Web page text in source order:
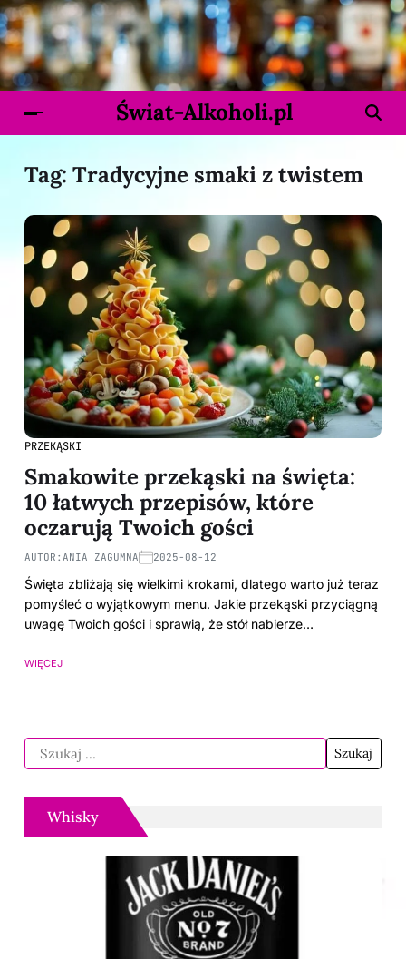
Świat-Alkoholi.pl
Tag: Tradycyjne smaki z twistem
PRZEKĄSKI
Smakowite przekąski na święta:
10 łatwych przepisów, które
oczarują Twoich gości
AUTOR: ANIA ZAGUMNA 2025-08-12
Święta zbliżają się wielkimi krokami, dlatego warto już teraz
pomyśleć o wyjątkowym menu. Jakie przekąski przyciągną
uwagę Twoich gości i sprawią, że stół nabierze…
WIĘCEJ
Whisky